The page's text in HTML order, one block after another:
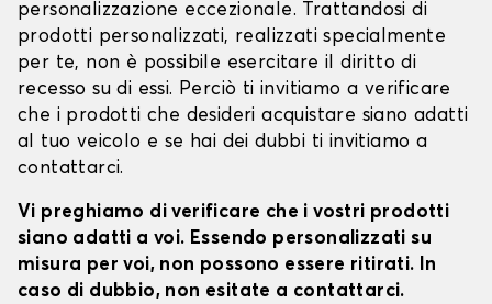
personalizzazione eccezionale. Trattandosi di
prodotti personalizzati, realizzati specialmente
per te, non è possibile esercitare il diritto di
recesso su di essi. Perciò ti invitiamo a verificare
che i prodotti che desideri acquistare siano adatti
al tuo veicolo e se hai dei dubbi ti invitiamo a
contattarci.
Vi preghiamo di verificare che i vostri prodotti
siano adatti a voi. Essendo personalizzati su
misura per voi, non possono essere ritirati. In
caso di dubbio, non esitate a contattarci.